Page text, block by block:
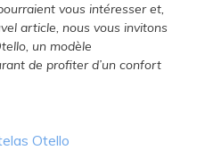
vous intéresser et,
article, nous vous invitons
un modèle
de profiter d’un confort
Otello